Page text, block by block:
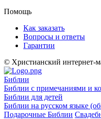
Помощь
Как заказать
Вопросы и ответы
Гарантии
© Христианский интернет-
Библии
Библии с примечаниями и
Библии для детей
Библии на русском языке
Подарочные Библии